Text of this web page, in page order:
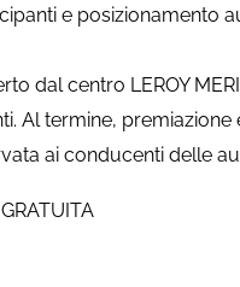
e posizionamento
dal centro LEROY
Al termine,
ai conducenti delle